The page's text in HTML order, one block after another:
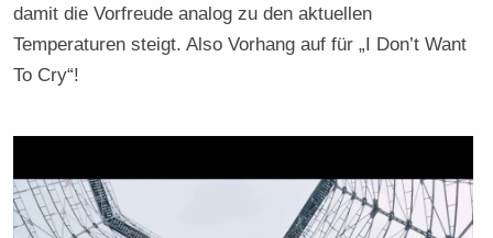
damit die Vorfreude analog zu den aktuellen
Temperaturen steigt. Also Vorhang auf für „I Don’t Want
To Cry“!